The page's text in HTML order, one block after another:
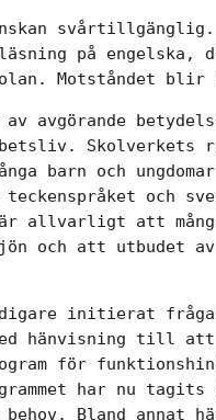
på engelska,
Motståndet
av avgörande
Skolverkets
barn och
och
att många
och att utbudet
initierat
hänvisning till
för
har nu tagits
Bland annat